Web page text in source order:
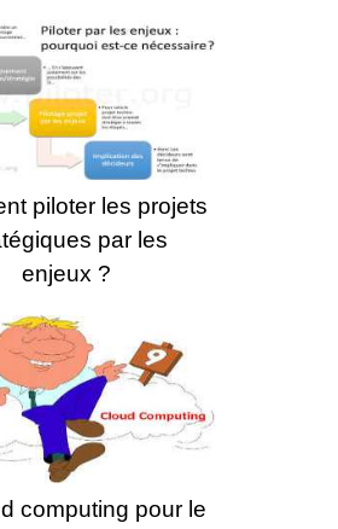
piloter les projets
par les
enjeux ?
computing pour le